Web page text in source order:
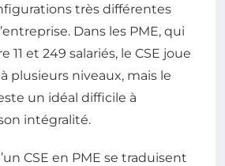
très différentes
Dans les PME, qui
11 et 249 salariés, le CSE joue
plusieurs niveaux, mais le
un idéal difficile à
intégralité.
CSE en PME se traduisent